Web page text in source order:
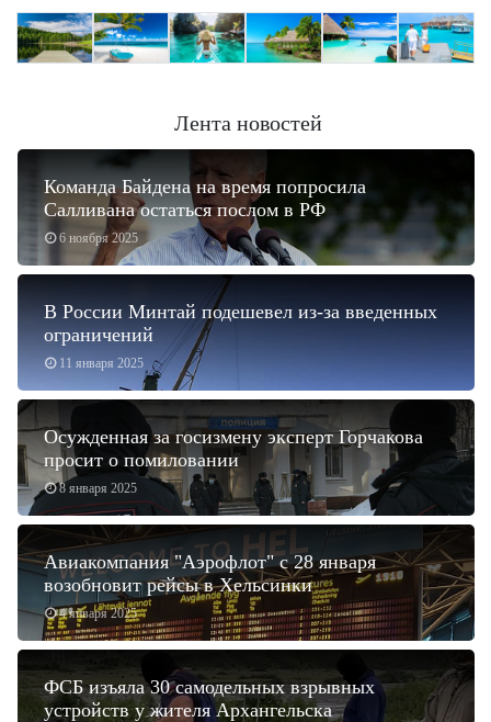
Лента новостей
6 ноября 2025
Команда Байдена на время попросила
Салливана остаться послом в РФ
11 января 2025
В России Минтай подешевел из-за введенных
ограничений
8 января 2025
Осужденная за госизмену эксперт Горчакова
просит о помиловании
4 января 2025
Авиакомпания "Аэрофлот" с 28 января
возобновит рейсы в Хельсинки
ФСБ изъяла 30 самодельных взрывных
устройств у жителя Архангельска